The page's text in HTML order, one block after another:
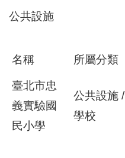
公共設施
名稱 所屬分類
臺北市忠
義實驗國
民小學
公共設施 /
學校